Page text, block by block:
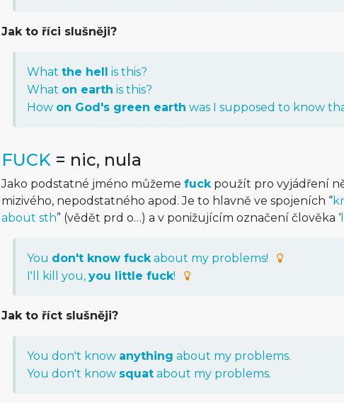
Jak to říci slušněji?
What the hell is this?
What on earth is this?
How on God's green earth was I supposed to know
FUCK= nic, nula
Jako podstatné jméno můžeme fuckpoužít pro vyjádření
mizivého, nepodstatného apod. Je to hlavně ve spojeních “
about sth” (vědět prd o…) a v ponižujícím označení člověka ‘
You don't know fuckabout my problems!
I'll kill you, you little fuck!
Jak to říct slušněji?
You don't know anything about my problems.
You don't know squatabout my problems.